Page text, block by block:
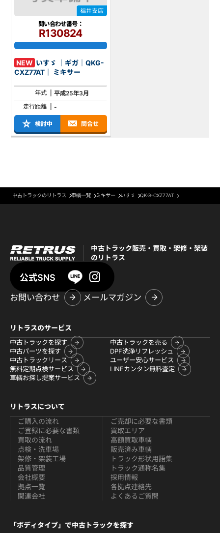
福井支店
問い合わせ番号：
R130824
NEW いすゞ ｜ギガ｜QKG-
CXZ77AT｜ ミキサー
年式
平成25年3月
走行距離
-
検討中 問合せ
中古トラックのリトラス 車輌一覧 ミキサー いすゞ QKG-CXZ77AT
中古トラック販売・買取・架修・架装
のリトラス
公式SNS
お問い合わせ
メールマガジン
リトラスのサービス
中古トラックを探す
中古トラックを売る
中古パーツを探す
DPF洗浄リフレッシュ
中古トラックリース
ユーザー安心サービス
無料定期点検サービス
LINEカンタン無料査定
車輌お探し提案サービス
リトラスについて
ご購入の流れ
ご登録に必要な書類
買取の流れ
ご売却に必要な書類
買取エリア
高額買取車輌
点検・洗車場
架修・架装工場
品質管理
販売済み車輌
トラック形状用語集
トラック通称名集
会社概要
拠点一覧
関連会社
採用情報
各拠点連絡先
よくあるご質問
「ボディタイプ」で中古トラックを探す